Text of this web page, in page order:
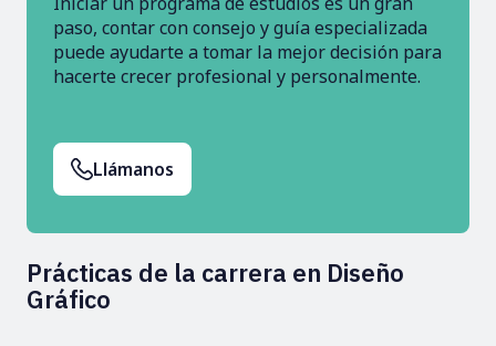
paso, contar con consejo y guía especializada
puede ayudarte a tomar la mejor decisión para
hacerte crecer profesional y personalmente.
Llámanos
Prácticas de la carrera en Diseño
Gráfico